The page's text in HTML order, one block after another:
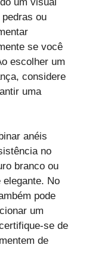
ou
se você
escolher um
considere
uma
anéis
no
branco ou
No
pode
um
se de
de